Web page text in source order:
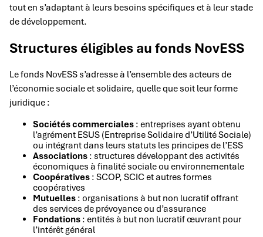
tout en s’adaptant à leurs besoins spécifiques et à leur stade
de développement.
Structures éligibles au fonds NovESS
Le fonds NovESS s’adresse à l’ensemble des acteurs de
l’économie sociale et solidaire, quelle que soit leur forme
juridique :
Sociétés commerciales : entreprises ayant obtenu
l’agrément ESUS (Entreprise Solidaire d’Utilité Sociale)
ou intégrant dans leurs statuts les principes de l’ESS
Associations : structures développant des activités
économiques à finalité sociale ou environnementale
Coopératives : SCOP, SCIC et autres formes
coopératives
Mutuelles : organisations à but non lucratif offrant
des services de prévoyance ou d’assurance
Fondations : entités à but non lucratif œuvrant pour
l’intérêt général